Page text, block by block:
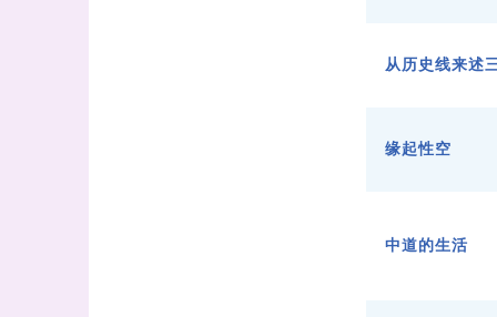
从历史线来述
缘起性空
中道的生活